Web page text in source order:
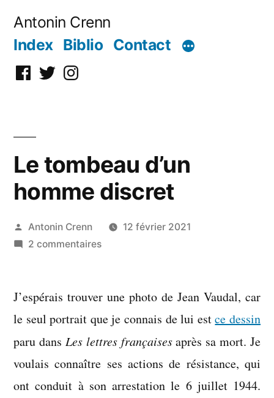
Antonin Crenn
Index Biblio Contact
Facebook
TwitterInstagram
Le tombeau d’un
homme discret
Publié
par
Antonin Crenn
12 février 2021
2 commentairessur
d’un
discret
J’espérais trouver une photo de Jean Vaudal, car
le seul portrait que je connais de lui estce dessin
paru dans Les lettres françaisesaprès sa mort. Je
voulais connaître ses actions de résistance, qui
ont conduit à son arrestation le 6 juillet 1944.